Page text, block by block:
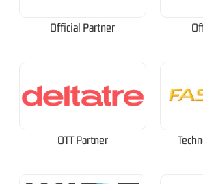
Official Partner
OTT Partner